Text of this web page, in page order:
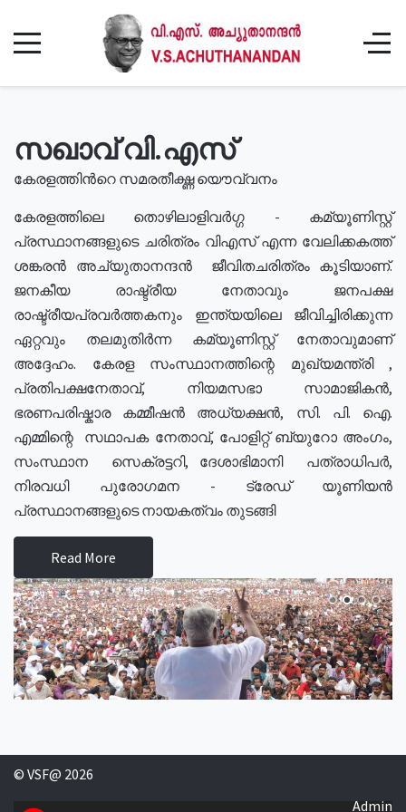
സഖാവ് വി.എസ്
കേരളത്തിൻറെ സമരതീക്ഷ്ണ യൌവ്വനം
കേരളത്തിലെ തൊഴിലാളിവർഗ്ഗ - കമ്യൂണിസ്റ്റ്
പ്രസ്ഥാനങ്ങളുടെ ചരിത്രം വിഎസ് എന്ന വേലിക്കകത്ത്
ശങ്കരൻ അച്യുതാനന്ദൻ ജീവിതചരിത്രം കൂടിയാണ്.
ജനകീയ രാഷ്ട്രീയ നേതാവും ജനപക്ഷ
രാഷ്ട്രീയപ്രവർത്തകനും ഇന്ത്യയിലെ ജീവിച്ചിരിക്കുന്ന
ഏറ്റവും തലമുതിർന്ന കമ്യൂണിസ്റ്റ് നേതാവുമാണ്
അദ്ദേഹം. കേരള സംസ്ഥാനത്തിന്റെ മുഖ്യമന്ത്രി ,
പ്രതിപക്ഷനേതാവ്, നിയമസഭാ സാമാജികൻ,
ഭരണപരിഷ്കാര കമ്മീഷൻ അധ്യക്ഷൻ, സി. പി. ഐ.
എമ്മിന്റെ സഥാപക നേതാവ്, പോളിറ്റ് ബ്യുറോ അംഗം,
സംസ്ഥാന സെക്രട്ടറി, ദേശാഭിമാനി പത്രാധിപർ,
നിരവധി പുരോഗമന - ട്രേഡ് യൂണിയൻ
പ്രസ്ഥാനങ്ങളുടെ നായകത്വം തുടങ്ങി
Read More
© VSF@ 2026
Admin